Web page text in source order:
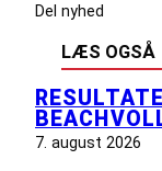
Del nyhed
LÆS OGSÅ
7. august 2026